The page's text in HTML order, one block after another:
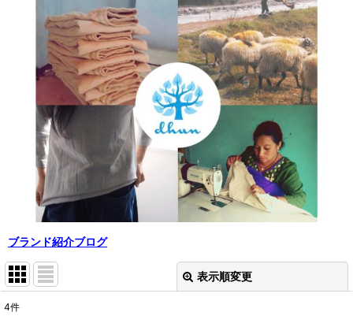
ブランド紹介ブログ
表示順変更
4件